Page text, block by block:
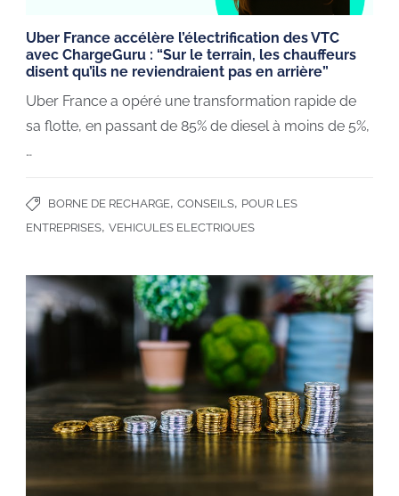
Uber France accélère l’électrification des VTC
avec ChargeGuru : “Sur le terrain, les chauffeurs
disent qu’ils ne reviendraient pas en arrière”
Uber France a opéré une transformation rapide de
sa flotte, en passant de 85% de diesel à moins de 5%,
…
BORNE DE RECHARGE, CONSEILS, POUR LES
ENTREPRISES, VEHICULES ELECTRIQUES